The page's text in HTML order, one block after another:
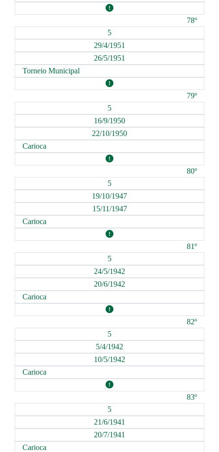
78º
5
29/4/1951
26/5/1951
Torneio Municipal
79º
5
16/9/1950
22/10/1950
Carioca
80º
5
19/10/1947
15/11/1947
Carioca
81º
5
24/5/1942
20/6/1942
Carioca
82º
5
5/4/1942
10/5/1942
Carioca
83º
5
21/6/1941
20/7/1941
Carioca